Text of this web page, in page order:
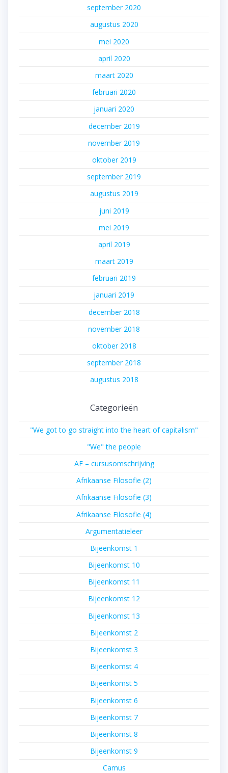
september 2020
augustus 2020
mei 2020
april 2020
maart 2020
februari 2020
januari 2020
december 2019
november 2019
oktober 2019
september 2019
augustus 2019
juni 2019
mei 2019
april 2019
maart 2019
februari 2019
januari 2019
december 2018
november 2018
oktober 2018
september 2018
augustus 2018
Categorieën
"We got to go straight into the heart of capitalism"
"We" the people
AF – cursusomschrijving
Afrikaanse Filosofie (2)
Afrikaanse Filosofie (3)
Afrikaanse Filosofie (4)
Argumentatieleer
Bijeenkomst 1
Bijeenkomst 10
Bijeenkomst 11
Bijeenkomst 12
Bijeenkomst 13
Bijeenkomst 2
Bijeenkomst 3
Bijeenkomst 4
Bijeenkomst 5
Bijeenkomst 6
Bijeenkomst 7
Bijeenkomst 8
Bijeenkomst 9
Camus